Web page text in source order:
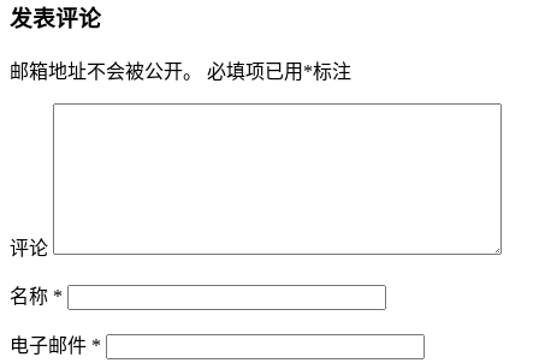
发表评论
邮箱地址不会被公开。 必填项已用 *标注
评论
名称 *
电子邮件 *